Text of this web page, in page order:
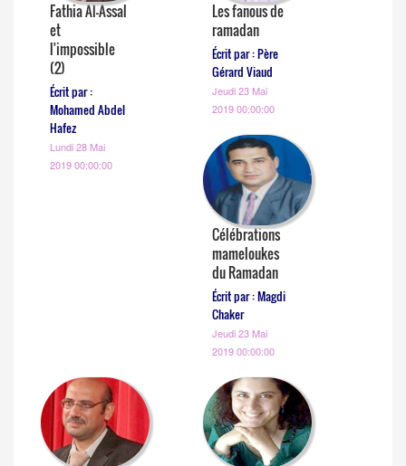
Fathia Al-Assal
et
l'impossible
(2)
Écrit par :
Mohamed Abdel
Hafez
Lundi 28 Mai
2019 00:00:00
Les fanous de
ramadan
Écrit par : Père
Gérard Viaud
Jeudi 23 Mai
2019 00:00:00
Célébrations
mameloukes
du Ramadan
Écrit par : Magdi
Chaker
Jeudi 23 Mai
2019 00:00:00